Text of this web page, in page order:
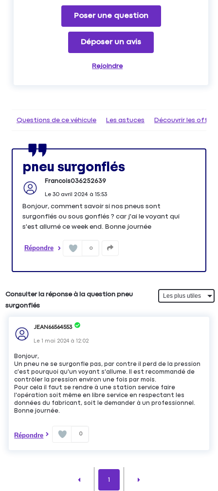
Poser une question
Déposer un avis
Rejoindre
Questions de ce véhicule Les astuces Découvrir les
pneu surgonflés
Francois036252639
Le 30 avril 2024à 15:53
Bonjour, comment savoir si nos pneus sont
surgonflés ou sous gonflés ? car j'ai le voyant qui
s'est allumé ce week end. Bonne journée
Répondre 0
Consulter la réponse à la question pneu
surgonflés
JEAN66564553
Le1 mai 2024 à12:02
Bonjour,
Un pneu ne se surgonfle pas, par contre il perd de la pression
c'est pourquoi qu'un voyant s'allume. Il est recommandé de
contrôler la pression environ une fois par mois.
Pour cela il faut se rendre à une station service faire
l'opération soit même en libre service en respectant les
données du fabricant, soit le demander à un professionnel.
Bonne journée.
Répondre 0
1